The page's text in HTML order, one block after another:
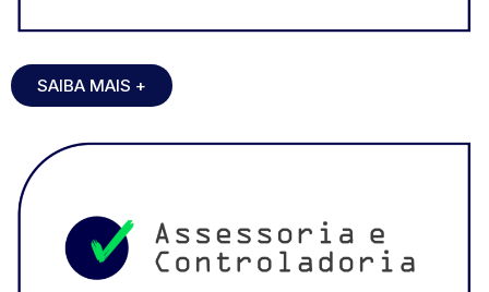
SAIBA MAIS +